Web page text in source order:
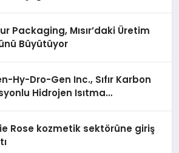
Packaging, Mısır’daki Üretim
Büyütüyor
Hy-Dro-Gen Inc., Sıfır Karbon
Hidrojen Isıtma
Rose kozmetik sektörüne giriş